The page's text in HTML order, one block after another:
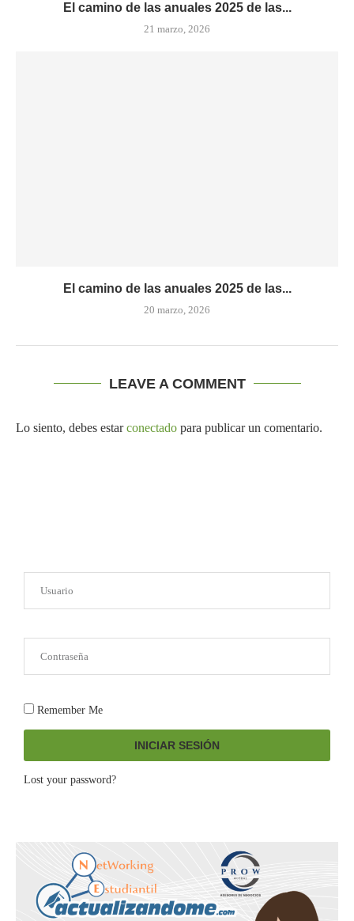
El camino de las anuales 2025 de las...
21 marzo, 2026
El camino de las anuales 2025 de las...
20 marzo, 2026
LEAVE A COMMENT
Lo siento, debes estarconectado para publicar un comentario.
Remember Me
INICIAR SESIÓN
Lost your password?